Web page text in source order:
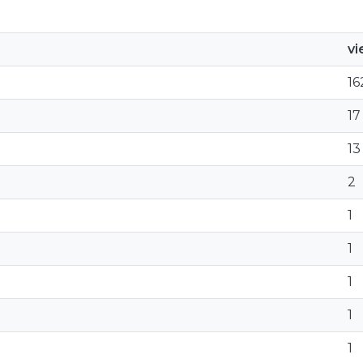
17
13
2
1
1
1
1
1